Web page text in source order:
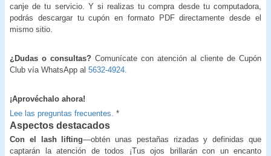
canje de tu servicio. Y si realizas tu compra desde tu computadora,
podrás descargar tu cupón en formato PDF directamente desde el
mismo sitio.
¿Dudas o consultas? Comunícate con atención al cliente de Cupón
Club vía WhatsApp al 5632-4924.
¡Aprovéchalo ahora!
Lee las preguntas frecuentes. *
Aspectos destacados
Con el lash lifting—obtén unas pestañas rizadas y definidas que
captarán la atención de todos ¡Tus ojos brillarán con un encanto